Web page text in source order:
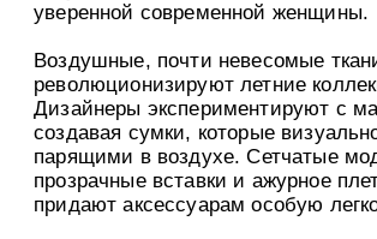
уверенной современной женщины.
Воздушные, почти невесомые
революционизируют летние
Дизайнеры экспериментируют с
создавая сумки, которые
парящими в воздухе. Сетчатые
прозрачные вставки и ажурное
придают аксессуарам особую